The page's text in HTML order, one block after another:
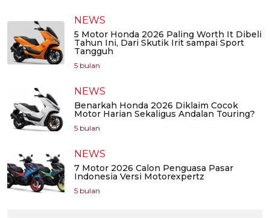
NEWS
5 Motor Honda 2026 Paling Worth It Dibeli
Tahun Ini, Dari Skutik Irit sampai Sport
Tangguh
5 bulan
NEWS
Benarkah Honda 2026 Diklaim Cocok
Motor Harian Sekaligus Andalan Touring?
5 bulan
NEWS
7 Motor 2026 Calon Penguasa Pasar
Indonesia Versi Motorexpertz
5 bulan